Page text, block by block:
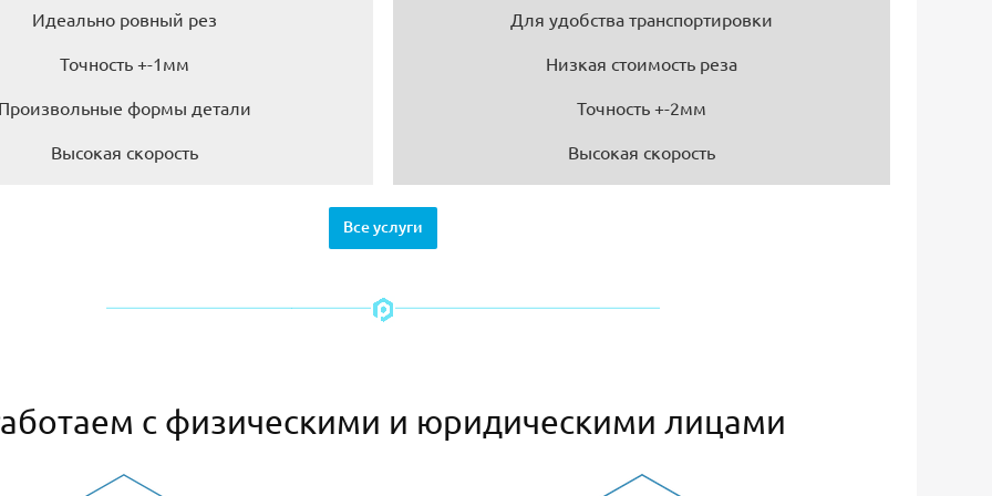
Идеально ровный рез
Точность +-1мм
формы детали
Высокая скорость
Для удобства транспортировки
Низкая стоимость реза
Точность +-2мм
Высокая скорость
Все услуги
с физическими и юридическими лицами